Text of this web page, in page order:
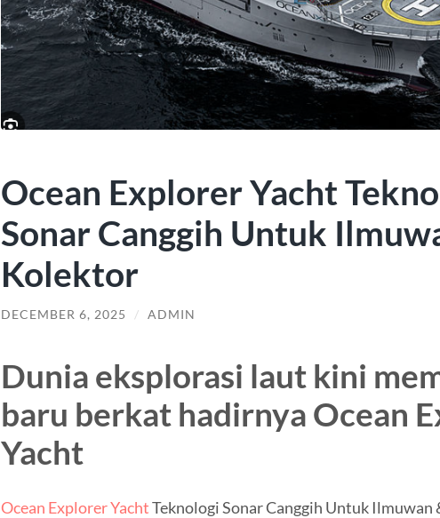
Ocean Explorer Yacht
Sonar Canggih Untuk
Kolektor
DECEMBER 6, 2025 / ADMIN
Dunia eksplorasi laut kini
baru berkat hadirnya Ocean
Yacht
Ocean Explorer YachtTeknologi Sonar Canggih Untuk Ilmuwan